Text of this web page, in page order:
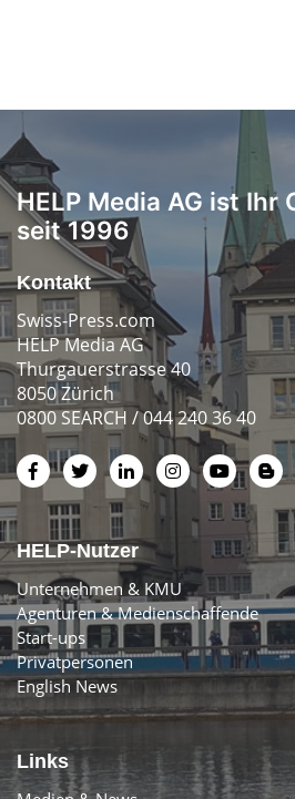
HELP Media AG ist Ihr
seit 1996
Kontakt
Swiss-Press.com
HELP Media AG
Thurgauerstrasse 40
8050 Zürich
0800 SEARCH / 044 240 36 40
HELP-Nutzer
Unternehmen & KMU
Agenturen & Medienschaffende
Start-ups
Privatpersonen
English News
Links